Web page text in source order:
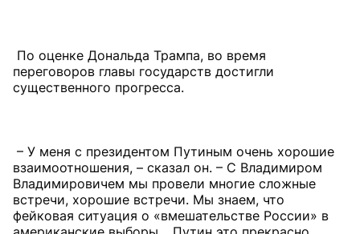
По оценке Дональда Трампа, во время
переговоров главы государств достигли
существенного прогресса.
– У меня с президентом Путиным очень хорошие
взаимоотношения, – сказал он. – С Владимиром
Владимировичем мы провели многие сложные
встречи, хорошие встречи. Мы знаем, что
фейковая ситуация о «вмешательстве России» в